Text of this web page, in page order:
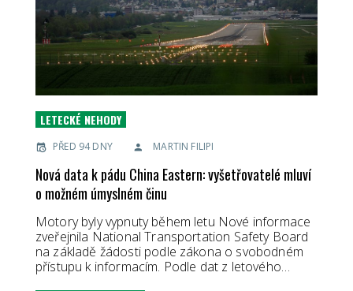
LETECKÉ NEHODY
PŘED 94 DNY MARTIN FILIPI
Nová data k pádu China Eastern: vyšetřovatelé mluví
o možném úmyslném činu
Motory byly vypnuty během letu Nové informace
zveřejnila National Transportation Safety Board
na základě žádosti podle zákona o svobodném
přístupu k informacím. Podle dat z letového…